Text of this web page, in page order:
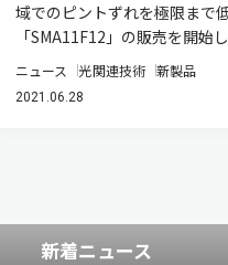
域でのピントずれを極限まで
「SMA11F12」の販売を開始
ニュース 光関連技術 新製品
2021.06.28
新着ニュース